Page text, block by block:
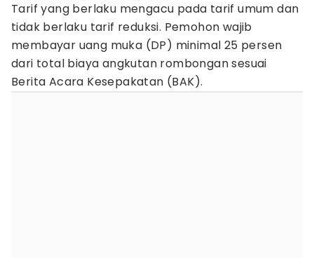
Tarif yang berlaku mengacu pada tarif umum dan
tidak berlaku tarif reduksi. Pemohon wajib
membayar uang muka (DP) minimal 25 persen
dari total biaya angkutan rombongan sesuai
Berita Acara Kesepakatan (BAK).